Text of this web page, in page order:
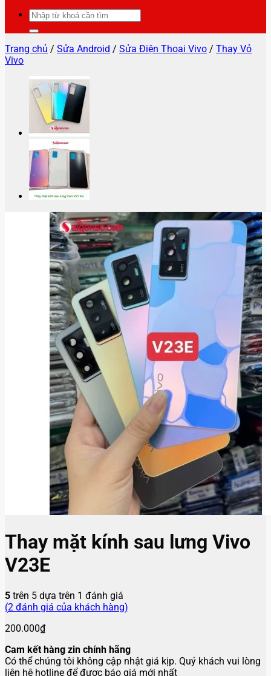
Tìm
kiếm:
Trang chủ / Sửa Android / Sửa Điện Thoại Vivo / Thay Vỏ
Vivo
Thay mặt kính sau lưng Vivo
V23E
5 trên 5 dựa trên 1 đánh giá
(2 đánh giá của khách hàng)
200.000₫
Cam kết hàng zin chính hãng
Có thể chúng tôi không cập nhật giá kịp. Quý khách vui lòng
liên hệ hotline để được báo giá mới nhất